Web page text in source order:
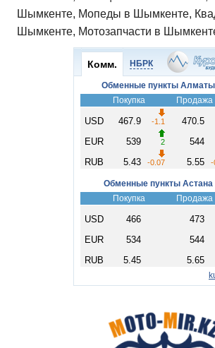
Шымкенте, Мопеды в Шымкенте,
Шымкенте, Мотозапчасти в